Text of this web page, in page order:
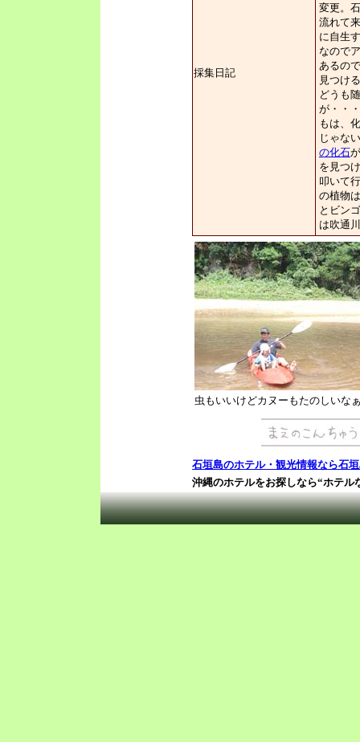
採集日記
変更。
流れて
に自生
なので
あるの
見つけ
どうも
が・・
もは、
じゃな
の化石
を見つ
叩いて
の植物
とビン
は吹通
虫もいいけどカヌーもたのしいな
石垣島のホテル・観光情報なら石
沖縄のホテルをお探しなら“ホテル